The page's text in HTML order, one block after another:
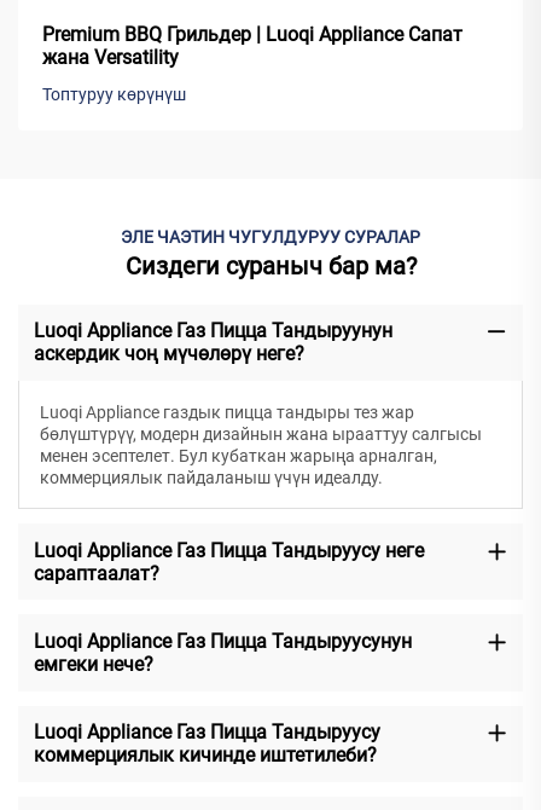
Premium BBQ Грильдер | Luoqi Appliance Сапат
жана Versatility
Топтуруу көрүнүш
ЭЛЕ ЧАЭТИН ЧУГУЛДУРУУ СУРАЛАР
Сиздеги сураныч бар ма?
Luoqi Appliance Газ Пицца Тандыруунун
аскердик чоң мүчөлөрү неге?
Luoqi Appliance газдык пицца тандыры тез жар
бөлүштүрүү, модерн дизайнын жана ырааттуу салгысы
менен эсептелет. Бул кубаткан жарыңа арналган,
коммерциялык пайдаланыш үчүн идеалду.
Luoqi Appliance Газ Пицца Тандыруусу неге
сараптаалат?
Luoqi Appliance Газ Пицца Тандыруусунун
емгеки нече?
Luoqi Appliance Газ Пицца Тандыруусу
коммерциялык кичинде иштетилеби?